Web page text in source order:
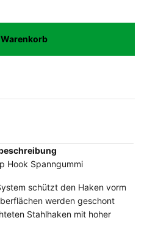
Hook Spanngummi
schützt den Haken vorm
werden geschont
Stahlhaken mit hoher